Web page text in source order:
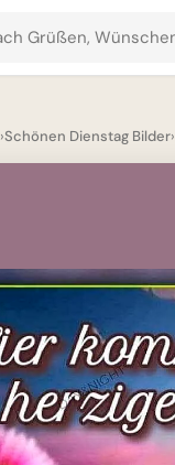
›Schönen Dienstag Bilder›